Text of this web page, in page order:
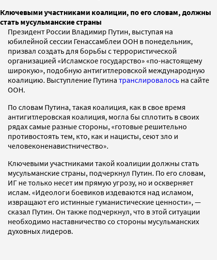
Ключевыми участниками коалиции, по его словам, должны
стать мусульманские страны
Президент России Владимир Путин, выступая на
юбилейной сессии Генассамблеи ООН в понедельник,
призвал создать для борьбы с террористической
организацией «Исламское государство» «по-настоящему
широкую», подобную антигитлеровской международную
коалицию. Выступление Путина транслировалось на сайте
ООН.
По словам Путина, такая коалиция, как в свое время
антигитлеровская коалиция, могла бы сплотить в своих
рядах самые разные стороны, «готовые решительно
противостоять тем, кто, как и нацисты, сеют зло и
человеконенавистничество».
Ключевыми участниками такой коалиции должны стать
мусульманские страны, подчеркнул Путин. По его словам,
ИГ не только несет им прямую угрозу, но и оскверняет
ислам. «Идеологи боевиков издеваются над исламом,
извращают его истинные гуманистические ценности», —
сказал Путин. Он также подчеркнул, что в этой ситуации
необходимо наставничество со стороны мусульманских
духовных лидеров.